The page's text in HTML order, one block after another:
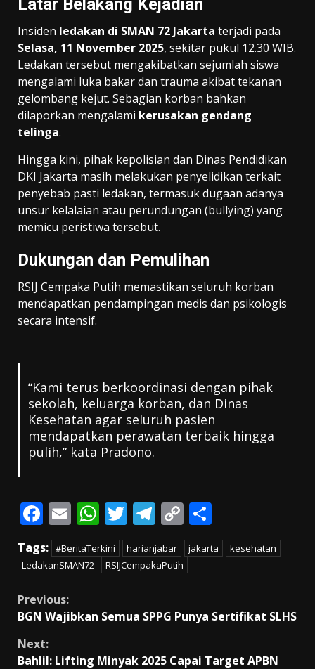
Latar Belakang Kejadian
Insiden ledakan di SMAN 72 Jakarta terjadi pada
Selasa, 11 November 2025, sekitar pukul 12.30 WIB.
Ledakan tersebut mengakibatkan sejumlah siswa
mengalami luka bakar dan trauma akibat tekanan
gelombang kejut. Sebagian korban bahkan
dilaporkan mengalami kerusakan gendang
telinga.
Hingga kini, pihak kepolisian dan Dinas Pendidikan
DKI Jakarta masih melakukan penyelidikan terkait
penyebab pasti ledakan, termasuk dugaan adanya
unsur kelalaian atau perundungan (bullying) yang
memicu peristiwa tersebut.
Dukungan dan Pemulihan
RSIJ Cempaka Putih memastikan seluruh korban
mendapatkan pendampingan medis dan psikologis
secara intensif.
“Kami terus berkoordinasi dengan pihak
sekolah, keluarga korban, dan Dinas
Kesehatan agar seluruh pasien
mendapatkan perawatan terbaik hingga
pulih,” kata Pradono.
F
ac
e
b
o
o
k
E
m
ai
l
W
h
at
s
p
T
w
itt
er
T
el
e
gr
m
C
o
p
y
n
h
ar
Tags: #BeritaTerkini harianjabar jakarta
kesehatan
LedakanSMAN72
RSIJCempakaPutih
Continue
Reading
Previous:
BGN Wajibkan Semua SPPG Punya Sertifikat SLHS
Next:
Bahlil: Lifting Minyak 2025 Capai Target APBN